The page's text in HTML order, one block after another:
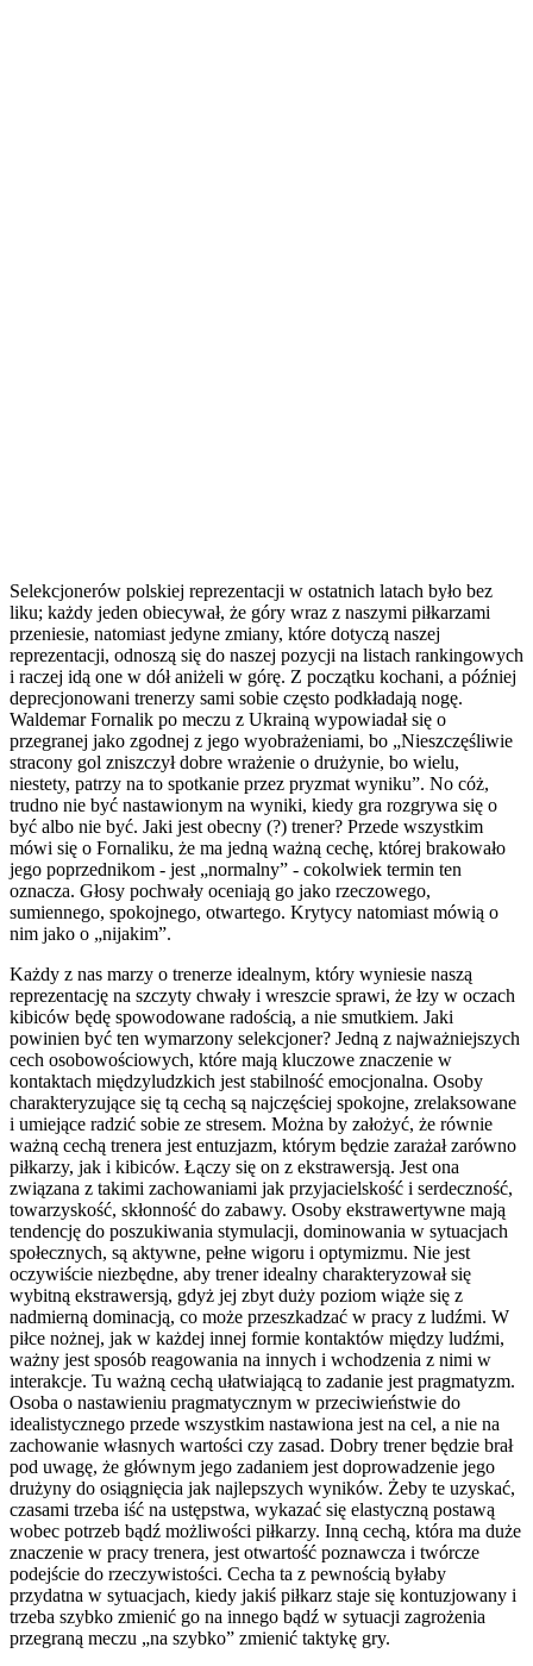
Selekcjonerów polskiej reprezentacji w ostatnich latach było bez
liku; każdy jeden obiecywał, że góry wraz z naszymi piłkarzami
przeniesie, natomiast jedyne zmiany, które dotyczą naszej
reprezentacji, odnoszą się do naszej pozycji na listach rankingowych
i raczej idą one w dół aniżeli w górę. Z początku kochani, a później
deprecjonowani trenerzy sami sobie często podkładają nogę.
Waldemar Fornalik po meczu z Ukrainą wypowiadał się o
przegranej jako zgodnej z jego wyobrażeniami, bo „Nieszczęśliwie
stracony gol zniszczył dobre wrażenie o drużynie, bo wielu,
niestety, patrzy na to spotkanie przez pryzmat wyniku”. No cóż,
trudno nie być nastawionym na wyniki, kiedy gra rozgrywa się o
być albo nie być. Jaki jest obecny (?) trener? Przede wszystkim
mówi się o Fornaliku, że ma jedną ważną cechę, której brakowało
jego poprzednikom - jest „normalny” - cokolwiek termin ten
oznacza. Głosy pochwały oceniają go jako rzeczowego,
sumiennego, spokojnego, otwartego. Krytycy natomiast mówią o
nim jako o „nijakim”.
Każdy z nas marzy o trenerze idealnym, który wyniesie naszą
reprezentację na szczyty chwały i wreszcie sprawi, że łzy w oczach
kibiców będę spowodowane radością, a nie smutkiem. Jaki
powinien być ten wymarzony selekcjoner? Jedną z najważniejszych
cech osobowościowych, które mają kluczowe znaczenie w
kontaktach międzyludzkich jest stabilność emocjonalna. Osoby
charakteryzujące się tą cechą są najczęściej spokojne, zrelaksowane
i umiejące radzić sobie ze stresem. Można by założyć, że równie
ważną cechą trenera jest entuzjazm, którym będzie zarażał zarówno
piłkarzy, jak i kibiców. Łączy się on z ekstrawersją. Jest ona
związana z takimi zachowaniami jak przyjacielskość i serdeczność,
towarzyskość, skłonność do zabawy. Osoby ekstrawertywne mają
tendencję do poszukiwania stymulacji, dominowania w sytuacjach
społecznych, są aktywne, pełne wigoru i optymizmu. Nie jest
oczywiście niezbędne, aby trener idealny charakteryzował się
wybitną ekstrawersją, gdyż jej zbyt duży poziom wiąże się z
nadmierną dominacją, co może przeszkadzać w pracy z ludźmi. W
piłce nożnej, jak w każdej innej formie kontaktów między ludźmi,
ważny jest sposób reagowania na innych i wchodzenia z nimi w
interakcje. Tu ważną cechą ułatwiającą to zadanie jest pragmatyzm.
Osoba o nastawieniu pragmatycznym w przeciwieństwie do
idealistycznego przede wszystkim nastawiona jest na cel, a nie na
zachowanie własnych wartości czy zasad. Dobry trener będzie brał
pod uwagę, że głównym jego zadaniem jest doprowadzenie jego
drużyny do osiągnięcia jak najlepszych wyników. Żeby te uzyskać,
czasami trzeba iść na ustępstwa, wykazać się elastyczną postawą
wobec potrzeb bądź możliwości piłkarzy. Inną cechą, która ma duże
znaczenie w pracy trenera, jest otwartość poznawcza i twórcze
podejście do rzeczywistości. Cecha ta z pewnością byłaby
przydatna w sytuacjach, kiedy jakiś piłkarz staje się kontuzjowany i
trzeba szybko zmienić go na innego bądź w sytuacji zagrożenia
przegraną meczu „na szybko” zmienić taktykę gry.